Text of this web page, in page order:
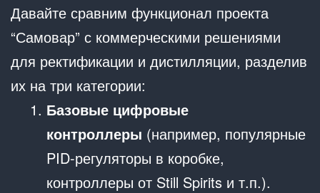
Давайте сравним функционал проекта
“Самовар” с коммерческими решениями
для ректификации и дистилляции, разделив
их на три категории:
Базовые цифровые
контроллеры (например, популярные
PID-регуляторы в коробке,
контроллеры от Still Spirits и т.п.).